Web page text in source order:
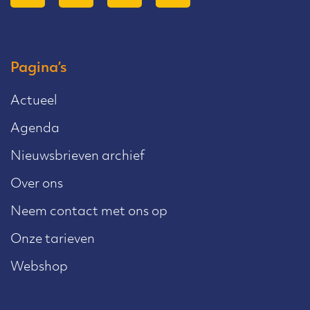
Pagina’s
Actueel
Agenda
Nieuwsbrieven archief
Over ons
Neem contact met ons op
Onze tarieven
Webshop